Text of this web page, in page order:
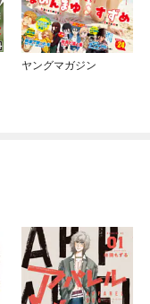
ヤングマガジン